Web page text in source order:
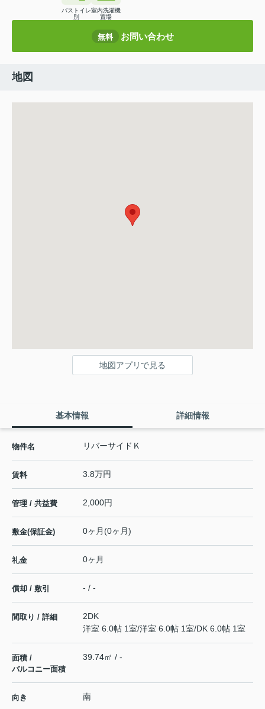
バストイレ
別
室内洗濯機
置場
無料 お問い合わせ
地図
地図アプリで見る
基本情報 詳細情報
物件名 リバーサイドＫ
賃料 3.8万円
管理 / 共益費 2,000円
敷金(保証金) 0ヶ月(0ヶ月)
礼金 0ヶ月
償却 / 敷引 - / -
間取り / 詳細
2DK
洋室 6.0帖 1室/洋室 6.0帖 1室/DK 6.0帖 1室
面積 /
バルコニー面積
39.74㎡ / -
向き 南